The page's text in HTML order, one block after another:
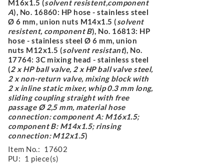
M16x1.5 (solvent resistent,component
A), No. 16860: HP hose - stainless steel
Ø 6 mm, union nuts M14x1.5 ( solvent
resistent, component B), No. 16813: HP
hose - stainless steel Ø 6 mm, union
nuts M12x1.5 (solvent resistant), No.
17764: 3C mixing head - stainless steel
(2 x HP ball valve, 2 x HP ball valve steel,
2 x non-return valve, mixing block with
2 x inline static mixer, whip 0.3 mm long,
sliding coupling straight with free
passage Ø 2,5 mm, material hose
connection: component A: M16x1.5;
component B: M14x1.5; rinsing
connection: M12x1.5)
Item No.: 17602
PU: 1 piece(s)